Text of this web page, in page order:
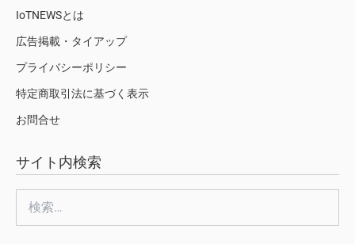
IoTNEWSとは
広告掲載・タイアップ
プライバシーポリシー
特定商取引法に基づく表示
お問合せ
サイト内検索
索: